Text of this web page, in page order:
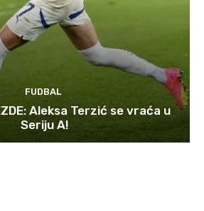
FUDBAL
Aleksa Terzić se vraća u
Seriju A!